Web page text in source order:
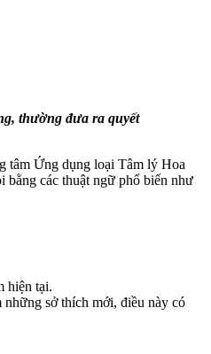
thường đưa ra quyết
tâm Ứng dụng loại Tâm lý Hoa
bằng các thuật ngữ phổ biến như
hiện tại.
sở thích mới, điều này có